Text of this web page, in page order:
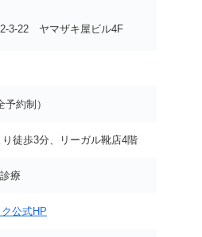
3-22 ヤマザキ屋ビル4F
約制）
徒歩3分、リーガル靴店4階
療
公式HP